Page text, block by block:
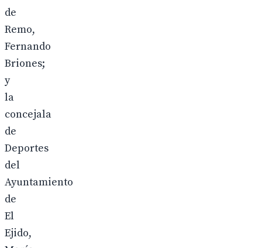
de
Remo,
Fernando
Briones;
y
la
concejala
de
Deportes
del
Ayuntamiento
de
El
Ejido,